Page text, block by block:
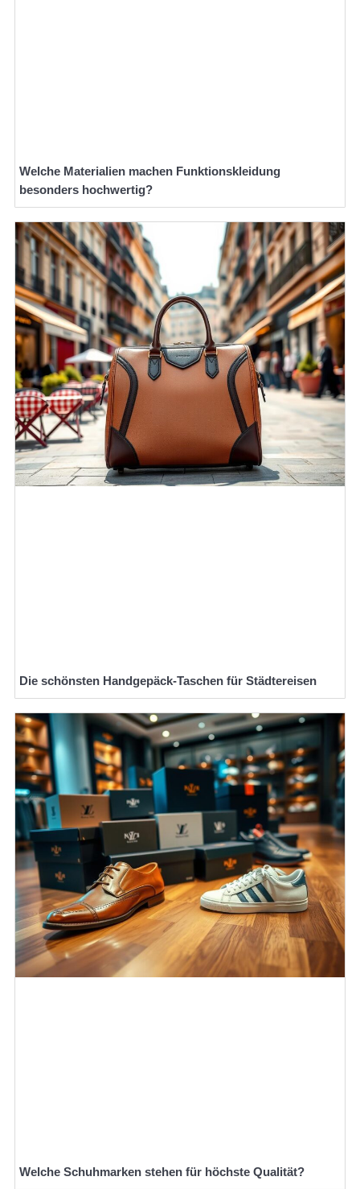
Welche Materialien machen Funktionskleidung
besonders hochwertig?
Die schönsten Handgepäck-Taschen für Städtereisen
Welche Schuhmarken stehen für höchste Qualität?